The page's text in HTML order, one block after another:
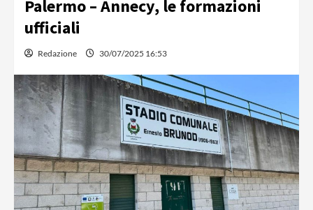
Palermo – Annecy, le formazioni
ufficiali
Redazione 30/07/2025 16:53